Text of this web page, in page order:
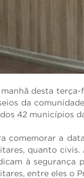
manhã desta terça-
da
42 municípios
comemorar a
quanto civis.
à segurança
entre eles o